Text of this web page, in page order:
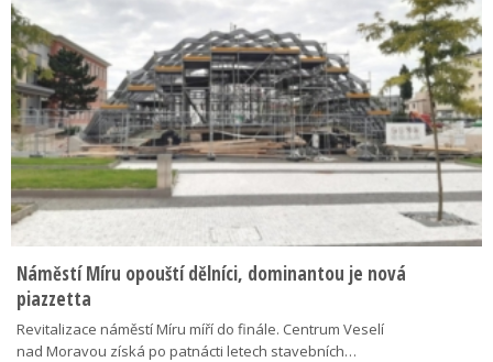
Náměstí Míru opouští dělníci, dominantou je nová
piazzetta
Revitalizace náměstí Míru míří do finále. Centrum Veselí
nad Moravou získá po patnácti letech stavebních…